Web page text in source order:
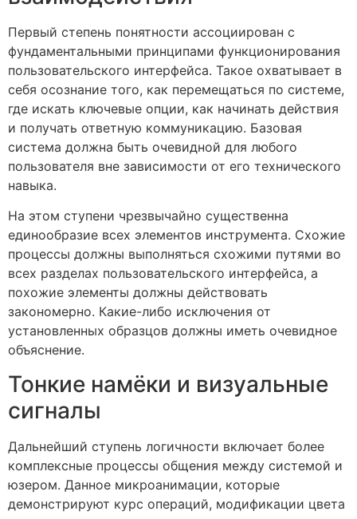
Первый степень понятности ассоциирован с
фундаментальными принципами функционирования
пользовательского интерфейса. Такое охватывает в
себя осознание того, как перемещаться по системе,
где искать ключевые опции, как начинать действия
и получать ответную коммуникацию. Базовая
система должна быть очевидной для любого
пользователя вне зависимости от его технического
навыка.
На этом ступени чрезвычайно существенна
единообразие всех элементов инструмента. Схожие
процессы должны выполняться схожими путями во
всех разделах пользовательского интерфейса, а
похожие элементы должны действовать
закономерно. Какие-либо исключения от
установленных образцов должны иметь очевидное
объяснение.
Тонкие намёки и визуальные
сигналы
Дальнейший ступень логичности включает более
комплексные процессы общения между системой и
юзером. Данное микроанимации, которые
демонстрируют курс операций, модификации цвета